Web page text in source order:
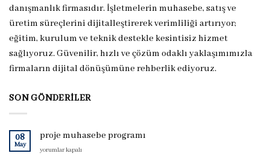
danışmanlık firmasıdır. İşletmelerin muhasebe, satış ve
üretim süreçlerini dijitalleştirerek verimliliği artırıyor;
eğitim, kurulum ve teknik destekle kesintisiz hizmet
sağlıyoruz. Güvenilir, hızlı ve çözüm odaklı yaklaşımımızla
firmaların dijital dönüşümüne rehberlik ediyoruz.
SON GÖNDERILER
08
May
proje muhasebe programı
proje
yorumlar kapalı